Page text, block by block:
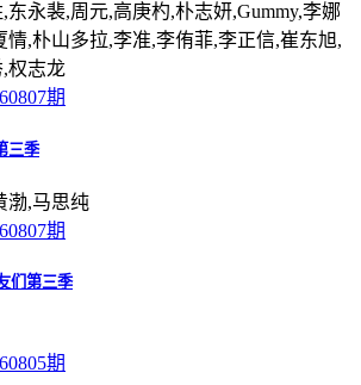
东永裴,周元,高庚杓,朴志妍,Gummy,李娜
情,朴山多拉,李准,李侑菲,李正信,崔东旭,
权志龙
期
三季
渤,马思纯
期
们第三季
期